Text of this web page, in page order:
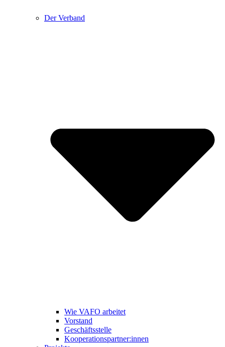
Der Verband
Wie VAFO arbeitet
Vorstand
Geschäftsstelle
Kooperationspartner:innen